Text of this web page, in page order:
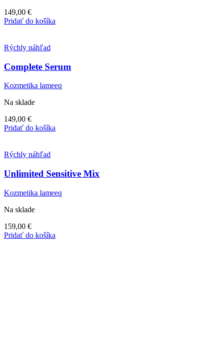
149,00 €
Pridať do košíka
Rýchly náhľad
Complete Serum
Kozmetika lameeq
Na sklade
149,00 €
Pridať do košíka
Rýchly náhľad
Unlimited Sensitive Mix
Kozmetika lameeq
Na sklade
159,00 €
Pridať do košíka